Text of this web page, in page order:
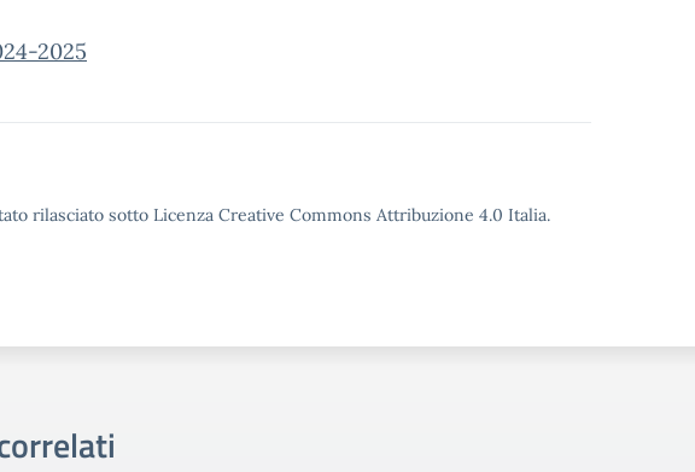
2025
rilasciato sotto Licenza Creative Commons Attribuzione 4.0 Italia.